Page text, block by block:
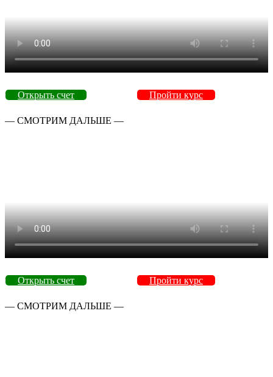
Открыть счет Пройти курс
— СМОТРИМ ДАЛЬШЕ —
Открыть счет Пройти курс
— СМОТРИМ ДАЛЬШЕ —